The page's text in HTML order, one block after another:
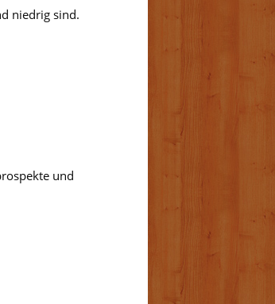
niedrig sind.
und